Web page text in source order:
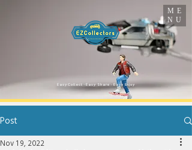
​Easy Collect · Easy Share · Easy Enjoy
ME
NU
Post
Nov 19, 2022